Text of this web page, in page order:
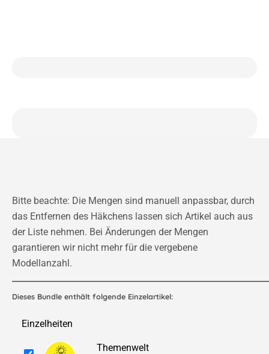
Bitte beachte: Die Mengen sind manuell anpassbar, durch
das Entfernen des Häkchens lassen sich Artikel auch aus
der Liste nehmen. Bei Änderungen der Mengen
garantieren wir nicht mehr für die vergebene
Modellanzahl.
Dieses Bundle enthält folgende Einzelartikel:
Einzelheiten
Themenwelt